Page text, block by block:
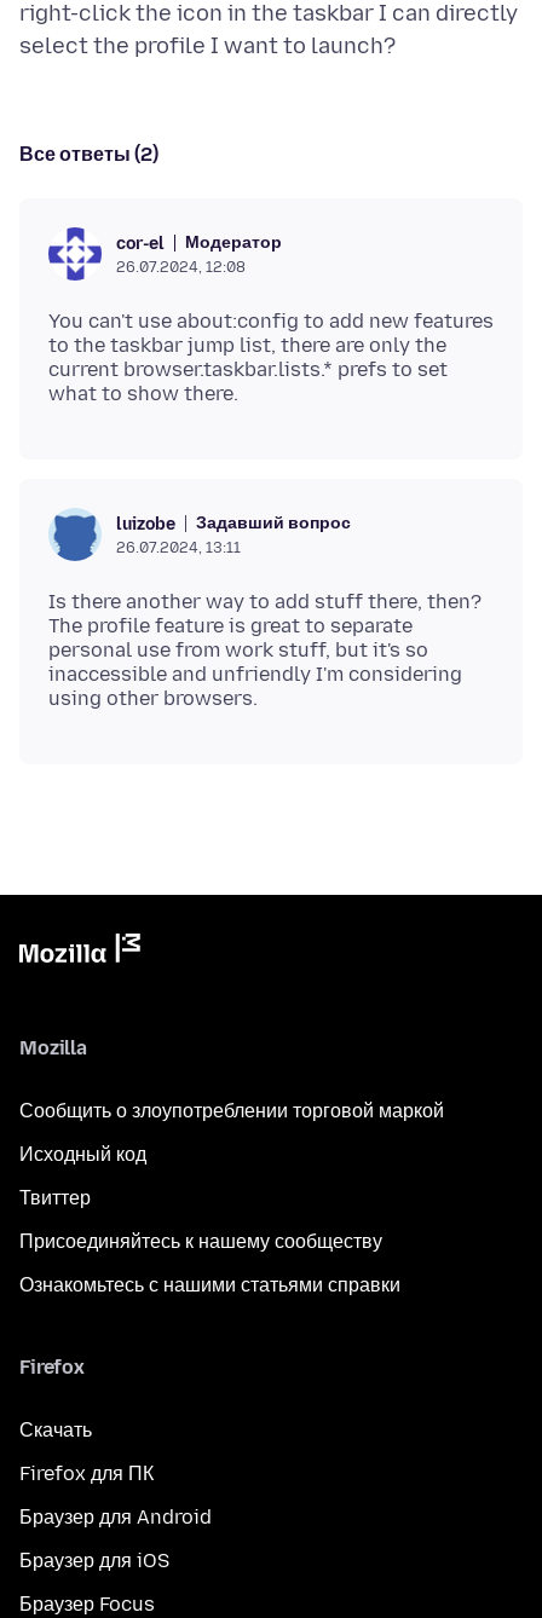
right-click the icon in the taskbar I can directly
Все ответы (2)
cor-el Модератор
26.07.2024, 12:08
You can't use about:config to add new features
to the taskbar jump list, there are only the
current browser.taskbar.lists.* prefs to set
luizobe Задавший вопрос
26.07.2024, 13:11
Is there another way to add stuff there, then?
The profile feature is great to separate
personal use from work stuff, but it's so
inaccessible and unfriendly I'm considering
Mozilla
Сообщить о злоупотреблении торговой маркой
Исходный код
Твиттер
Присоединяйтесь к нашему сообществу
Ознакомьтесь с нашими статьями справки
Firefox
Скачать
Firefox для ПК
Браузер для Android
Браузер для iOS
Браузер Focus